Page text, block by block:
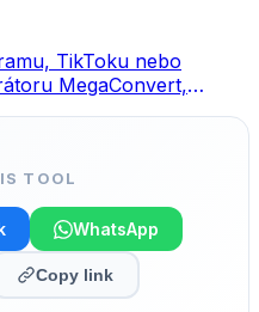
TikToku nebo
MegaConvert,
TOOL
WhatsApp
Copy link